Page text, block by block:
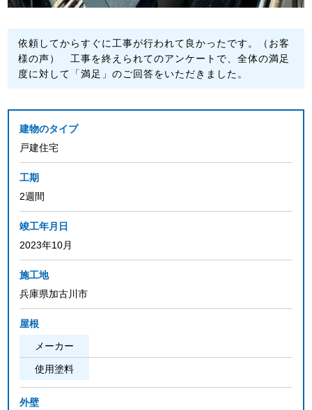
依頼してからすぐに工事が行われて良かったです。（お客
様の声） 工事を終えられてのアンケートで、全体の満足
度に対して「満足」のご回答をいただきました。
建物のタイプ
戸建住宅
工期
2週間
竣工年月日
2023年10月
施工地
兵庫県加古川市
屋根
メーカー
使用塗料
外壁